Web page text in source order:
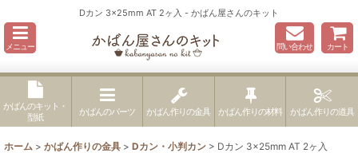
Dカン 3×25mm AT 2ヶ入 - かばん屋さんのキット
メニュー 問い合わせ カート
かばんのキット・
型紙
かばんのパーツ かばん作りの金具 かばん作りの材料 かばん作りの道具
ホーム > かばん作りの金具 > Dカン・小判カン > Dカン 3×25mm AT 2ヶ入